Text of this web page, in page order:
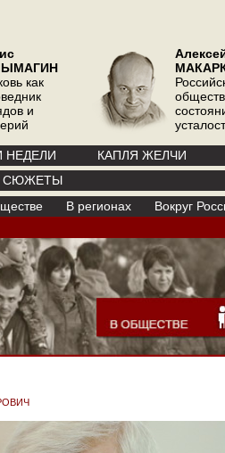
как
и
НЕДЕЛИ КАПЛЯ ЖЕЛЧИ
СЮЖЕТЫ
В регионах Вокруг